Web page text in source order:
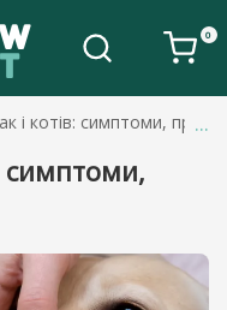
0
і котів: симптоми,
симптоми,